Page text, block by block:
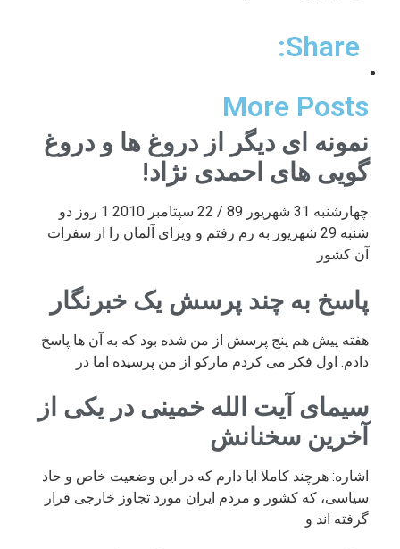
Share:
More Posts
نمونه ای دیگر از دروغ ها و دروغ
گویی های احمدی نژاد!
چهارشنبه 31 شهریور 89 / 22 سپتامبر 2010 1 روز دو
شنبه 29 شهریور به رم رفتم و ویزای آلمان را از سفرات
آن کشور
پاسخ به چند پرسش یک خبرنگار
هفته پیش هم پنج پرسش از من شده بود که به آن ها پاسخ
دادم. اول فکر می کردم مارکو از من پرسیده اما در
سیمای آیت الله خمینی در یکی از
آخرین سخنانش
اشاره: هرچند کاملا ابا دارم که در این وضعیت خاص و حاد
سیاسی، که کشور و مردم ایران مورد تجاوز خارجی قرار
گرفته اند و